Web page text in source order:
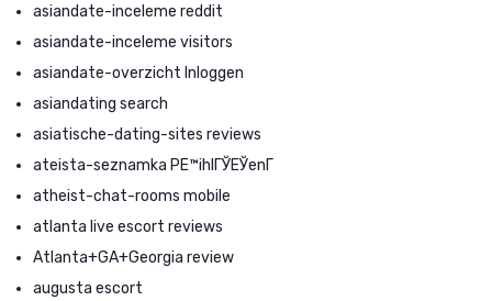
asiandate-inceleme reddit
asiandate-inceleme visitors
asiandate-overzicht Inloggen
asiandating search
asiatische-dating-sites reviews
ateista-seznamka PЕ™ihlГЎЕЎenГ­
atheist-chat-rooms mobile
atlanta live escort reviews
Atlanta+GA+Georgia review
augusta escort